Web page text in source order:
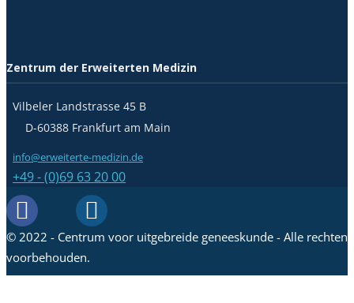
Zentrum der Erweiterten Medizin
Vilbeler Landstrasse 45 B
D-60388 Frankfurt am Main
info@erweiterte-medizin.de
+49 - (0)69 63 20 00
© 2022 - Centrum voor uitgebreide geneeskunde - Alle rechten
voorbehouden.